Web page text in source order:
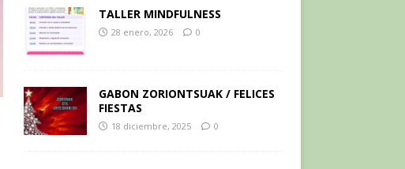
TALLER MINDFULNESS
28 enero, 2026 0
GABON ZORIONTSUAK / FELICES
FIESTAS
18 diciembre, 2025 0